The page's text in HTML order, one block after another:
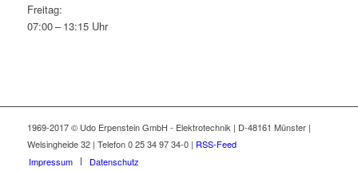
Freitag:
07:00 – 13:15 Uhr
1969-2017 © Udo Erpenstein GmbH - Elektrotechnik | D-48161 Münster |
Welsingheide 32 | Telefon 0 25 34 97 34-0 | RSS-Feed
Impressum
Datenschutz